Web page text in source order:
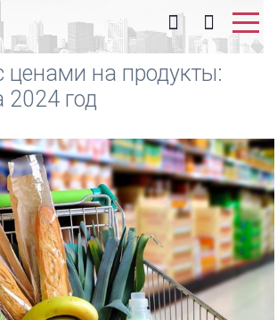
ценами на продукты:
2024 год